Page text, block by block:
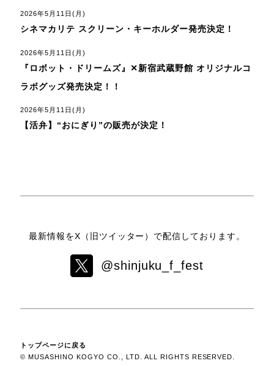
2026年5月11日(月)
シネマカリテ スクリーン・キーホルダー発売決定！
2026年5月11日(月)
『ロボット・ドリームズ』✕新宿武蔵野館 オリジナルコ
ラボグッズ発売決定！！
2026年5月11日(月)
【活弁】“おにぎり”の販売が決定！
最新情報をX（旧ツイッター）で配信しております。
@shinjuku_f_fest
トップページに戻る
© MUSASHINO KOGYO CO., LTD. ALL RIGHTS RESERVED.